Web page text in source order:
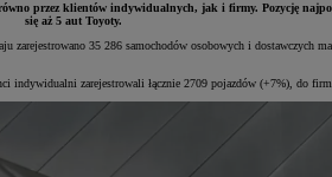
przez klientów indywidualnych, jak i firmy. Pozycję
się aż 5 aut Toyoty.
35 286 samochodów osobowych i
indywidualni zarejestrowali łącznie 2709 pojazdów (+7%), do